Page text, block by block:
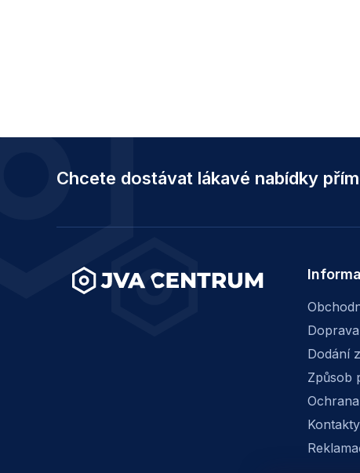
Chcete dostávat lákavé nabídky
Doprava
Dodání
Způsob